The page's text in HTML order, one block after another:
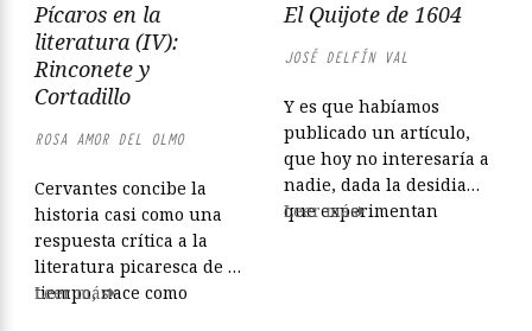
de esta sin par
colaboración.
Pícaros en la
literatura (IV):
Rinconete y
Cortadillo
ROSA AMOR DEL OLMO
Cervantes concibe la
historia casi como una
respuesta crítica a la
literatura picaresca de su
tiempo, nace como
Leer más
El Quijote de 1604
JOSÉ DELFÍN VAL
Y es que habíamos
publicado un artículo,
que hoy no interesaría a
nadie, dada la desidia
que experimentan
Leer más